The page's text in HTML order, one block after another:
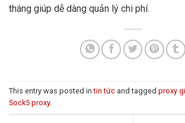
tháng giúp dễ dàng quản lý chi phí.
This entry was posted intin tức and tagged proxy
Sock5 proxy.